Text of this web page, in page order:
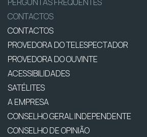
CONTACTOS
CONTACTOS
PROVEDORA DO TELESPECTADOR
PROVEDORA DO OUVINTE
ACESSIBILIDADES
SATÉLITES
A EMPRESA
CONSELHO GERAL INDEPENDENTE
CONSELHO DE OPINIÃO